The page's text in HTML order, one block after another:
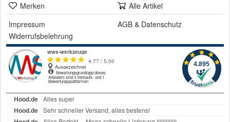
Merken
Alle Artikel
Impressum
AGB & Datenschutz
Widerrufsbelehrung